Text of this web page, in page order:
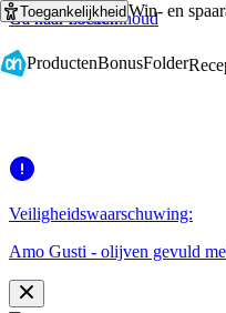
Ga naar hoofdinhoud
Ga naar zoeken
ToegankelijkheidWin- en
ProductenBonusFolder
Veiligheidswaarschuwing:
Amo Gusti - olijven gevuld